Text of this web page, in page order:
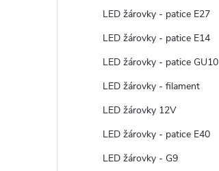
LED žárovky - patice E27
LED žárovky - patice E14
LED žárovky - patice GU10
LED žárovky - filament
LED žárovky 12V
LED žárovky - patice E40
LED žárovky - G9